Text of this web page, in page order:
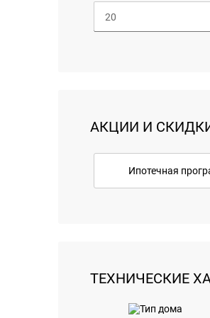
АКЦИИ И
Ипотечная
ТЕХНИЧЕСКИЕ